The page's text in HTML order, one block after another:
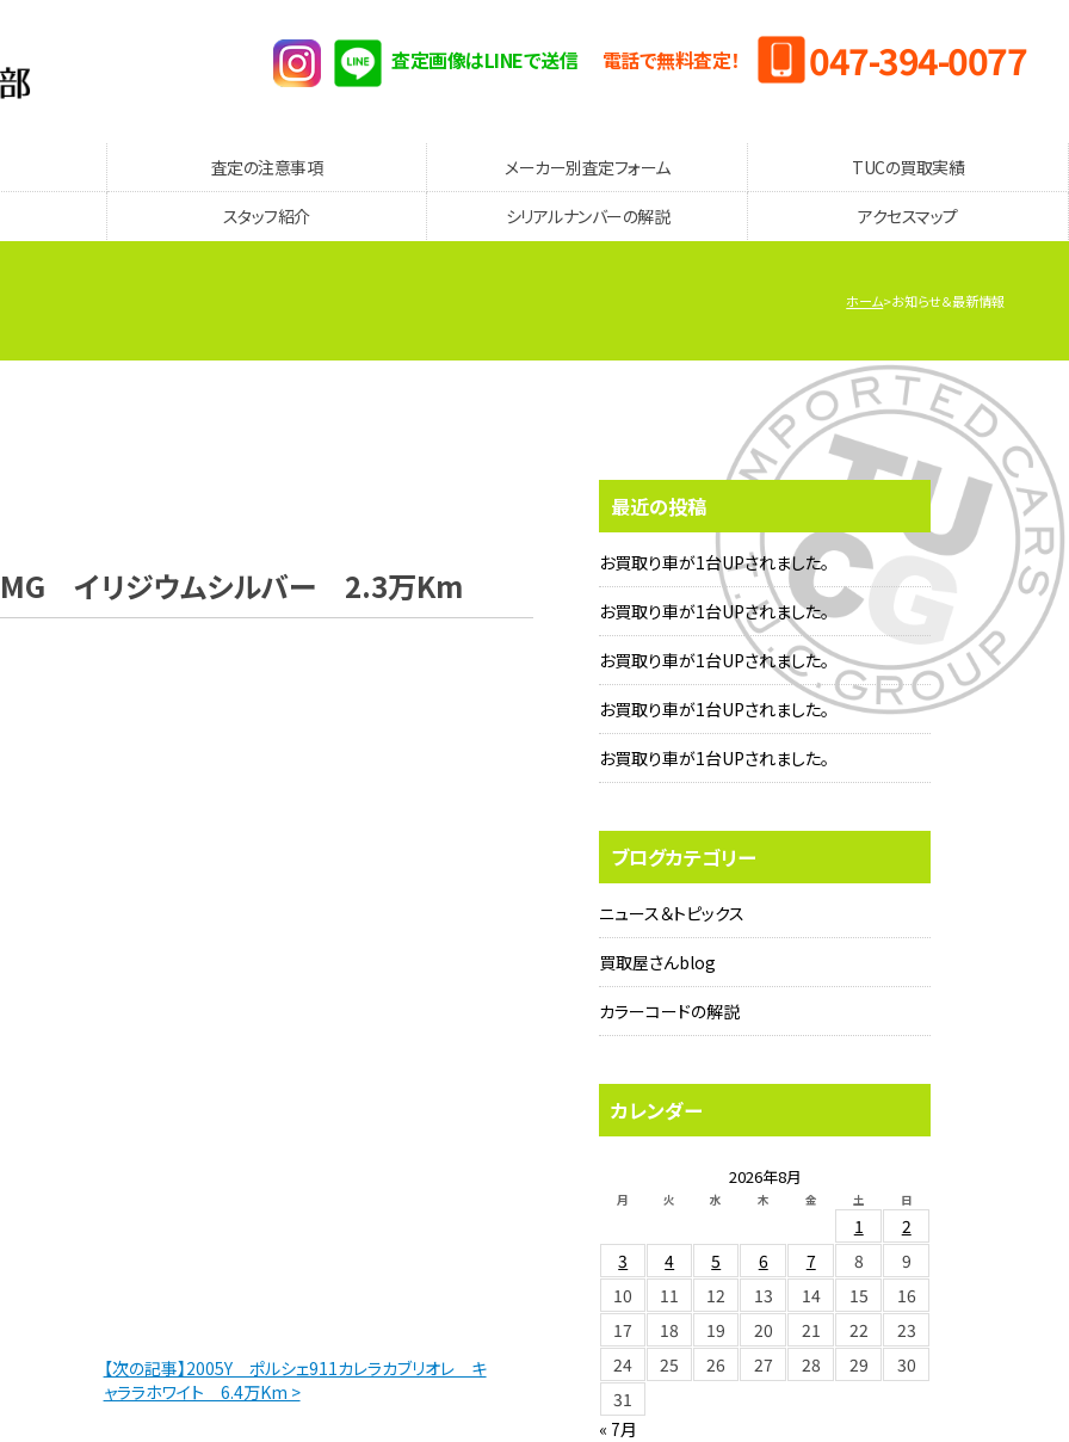
電話で無料査定！ 047-394-0077
査定画像はLINEで送信
査定の注意事項 メーカー別査定フォーム TUCの買取実績
スタッフ紹介 シリアルナンバーの解説 アクセスマップ
ホーム お知らせ＆最新情報
イリジウムシルバー 2.3万Km
【次の記事】2005Y ポルシェ911カレラカブリオレ キ
ャララホワイト 6.4万Km >
最近の投稿
お買取り車が1台UPされました。
お買取り車が1台UPされました。
お買取り車が1台UPされました。
お買取り車が1台UPされました。
お買取り車が1台UPされました。
ブログカテゴリー
ニュース＆トピックス
買取屋さんblog
カラーコードの解説
カレンダー
2026年8月
月 火 水 木 金 土 日
1
2
3
4 5 6 7 8
9
10
11 12 13 14 15
16
17
18 19 20 21 22
23
24
25 26 27 28 29
30
31
« 7月